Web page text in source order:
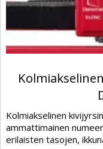
Kolmiakselinen
ammattimainen
erilaisten tasojen,